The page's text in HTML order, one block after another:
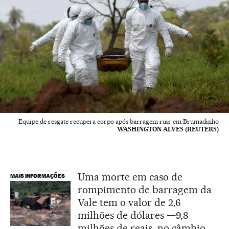
Equipe de resgate recupera corpo após barragem ruir em Brumadinho
WASHINGTON ALVES (REUTERS)
MAIS INFORMAÇÕES
Uma morte em caso de
rompimento de barragem da
Vale tem o valor de 2,6
milhões de dólares —9,8